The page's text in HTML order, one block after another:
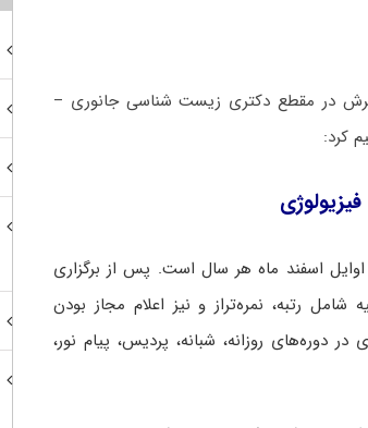
در مقطع دکتری زیست‌ شناسی جانوری –
کرد:
اوایل اسفند ماه هر سال است. پس از برگزاری
شامل رتبه، نمره‌تراز و نیز اعلام مجاز بودن
دوره‌های روزانه، شبانه، پردیس، پیام نور،